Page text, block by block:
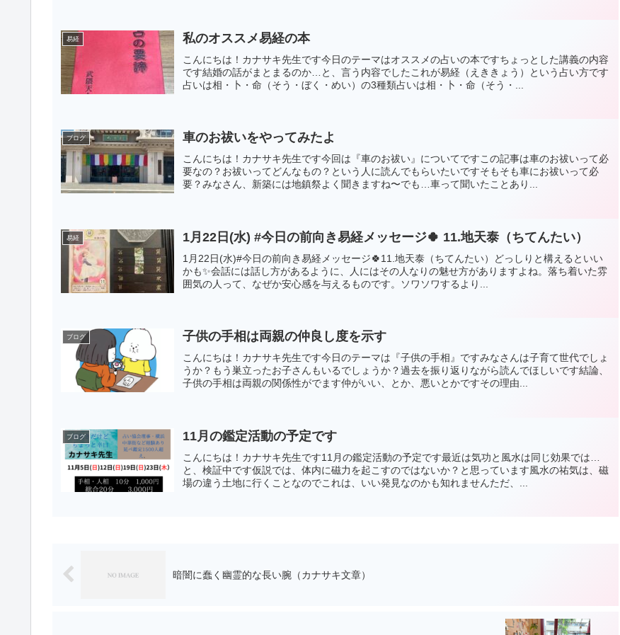
易経 私のオススメ易経の本
こんにちは！カナサキ先生です今日のテーマはオススメの占いの本ですちょっとした講義の内容
です結婚の話がまとまるのか…と、言う内容でしたこれが易経（えききょう）という占い方です
占いは相・卜・命（そう・ぼく・めい）の3種類占いは相・卜・命（そう・...
ブログ 車のお祓いをやってみたよ
こんにちは！カナサキ先生です今回は『車のお祓い』についてですこの記事は車のお祓いって必
要なの？お祓いってどんなもの？という人に読んでもらいたいですそもそも車にお祓いって必
要？みなさん、新築には地鎮祭よく聞きますね〜でも…車って聞いたことあり...
易経 1月22日(水) #今日の前向き易経メッセージ🍀 11.地天泰（ちてんたい）
1月22日(水)#今日の前向き易経メッセージ🍀11.地天泰（ちてんたい）どっしりと構えるといい
かも✨会話には話し方があるように、人にはその人なりの魅せ方がありますよね。落ち着いた雰
囲気の人って、なぜか安心感を与えるものです。ソワソワするより...
ブログ 子供の手相は両親の仲良し度を示す
こんにちは！カナサキ先生です今日のテーマは『子供の手相』ですみなさんは子育て世代でしょ
うか？もう巣立ったお子さんもいるでしょうか？過去を振り返りながら読んでほしいです結論、
子供の手相は両親の関係性がでます仲がいい、とか、悪いとかですその理由...
ブログ 11月の鑑定活動の予定です
こんにちは！カナサキ先生です11月の鑑定活動の予定です最近は気功と風水は同じ効果では…
と、検証中です仮説では、体内に磁力を起こすのではないか？と思っています風水の祐気は、磁
場の違う土地に行くことなのでこれは、いい発見なのかも知れませんただ、...
暗闇に蠢く幽霊的な長い腕（カナサキ文章）